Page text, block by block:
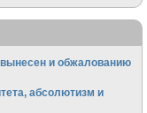
и обжалованию
абсолютизм и